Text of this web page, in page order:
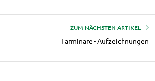
ZUM NÄCHSTEN ARTIKEL
Farminare - Aufzeichnungen